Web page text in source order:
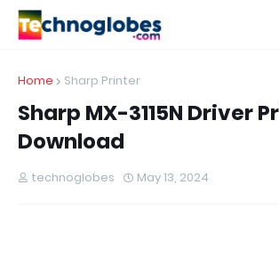
Home Sharp Printer
Sharp MX-3115N Driver
Download
technoglobes May 13, 2024